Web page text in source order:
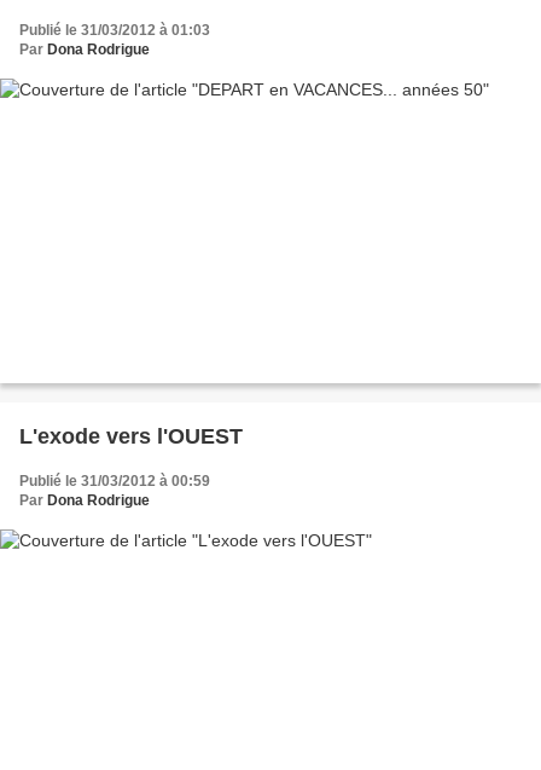
Publié le 31/03/2012 à 01:03
Par Dona Rodrigue
L'exode vers l'OUEST
Publié le 31/03/2012 à 00:59
Par Dona Rodrigue